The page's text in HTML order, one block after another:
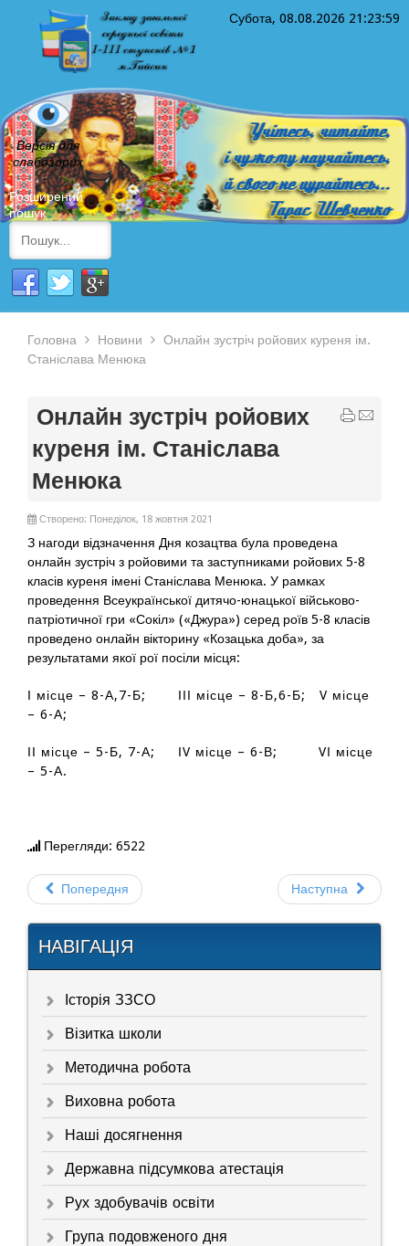
Субота, 08.08.2026 21:23:59
Версія для
слабозорих
Розширений
пошук
Головна Новини
Онлайн зустріч ройових куреня ім.
Станіслава Менюка
Онлайн зустріч ройових
куреня ім. Станіслава
Менюка
Створено: Понеділок, 18 жовтня 2021
З нагоди відзначення Дня козацтва була проведена
онлайн зустріч з ройовими та заступниками ройових 5-8
класів куреня імені Станіслава Менюка. У рамках
проведення Всеукраїнської дитячо-юнацької військово-
патріотичної гри «Сокіл» («Джура») серед роїв 5-8 класів
проведено онлайн вікторину «Козацька доба», за
результатами якої рої посіли місця:
І місце – 8-А,7-Б; ІІІ місце – 8-Б,6-Б; V місце
– 6-А;
ІІ місце – 5-Б, 7-А; ІV місце – 6-В; VІ місце
– 5-А.
Перегляди: 6522
Попередня Наступна
НАВІГАЦІЯ
Історія ЗЗСО
Візитка школи
Методична робота
Виховна робота
Наші досягнення
Державна підсумкова атестація
Рух здобувачів освіти
Група подовженого дня